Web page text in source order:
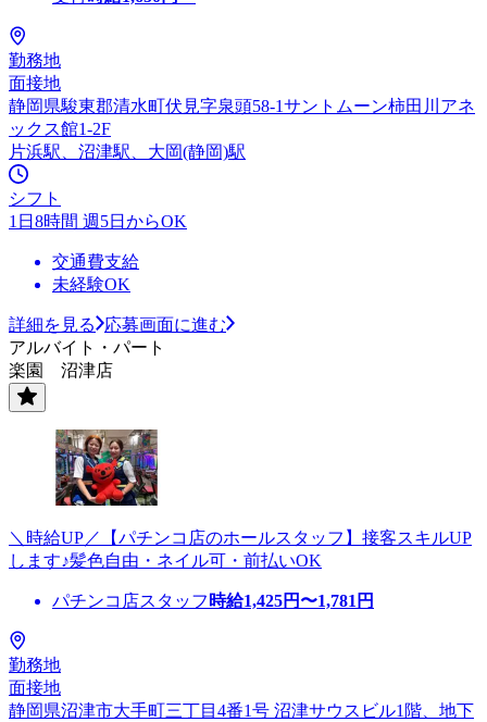
勤務地
面接地
静岡県駿東郡清水町伏見字泉頭58-1サントムーン柿田川アネ
ックス館1-2F
片浜駅、沼津駅、大岡(静岡)駅
シフト
1日8時間 週5日からOK
交通費支給
未経験OK
詳細を見る
応募画面に進む
アルバイト・パート
楽園 沼津店
＼時給UP／【パチンコ店のホールスタッフ】接客スキルUP
します♪髪色自由・ネイル可・前払いOK
パチンコ店スタッフ 時給1,425円〜1,781 円
勤務地
面接地
静岡県沼津市大手町三丁目4番1号 沼津サウスビル1階、地下